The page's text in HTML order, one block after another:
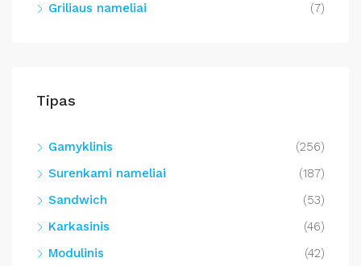
Griliaus nameliai
(7)
Tipas
Gamyklinis
(256)
Surenkami nameliai
(187)
Sandwich
(53)
Karkasinis
(46)
Modulinis
(42)